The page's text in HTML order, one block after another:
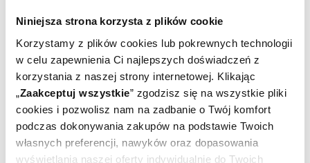
Niniejsza strona korzysta z plików cookie
Korzystamy z plików cookies lub pokrewnych technologii
w celu zapewnienia Ci najlepszych doświadczeń z
korzystania z naszej strony internetowej. Klikając
„Zaakceptuj wszystkie” zgodzisz się na wszystkie pliki
cookies i pozwolisz nam na zadbanie o Twój komfort
podczas dokonywania zakupów na podstawie Twoich
własnych preferencji, nawyków oraz dopasowania
wyświetlania naszej oferty indywidualnie do Twoich
ARTYKUŁY
MOŻE CI SIĘ PRZYDAĆ